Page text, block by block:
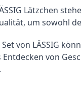
Lätzchen
um sowohl
von LÄSSIG
von